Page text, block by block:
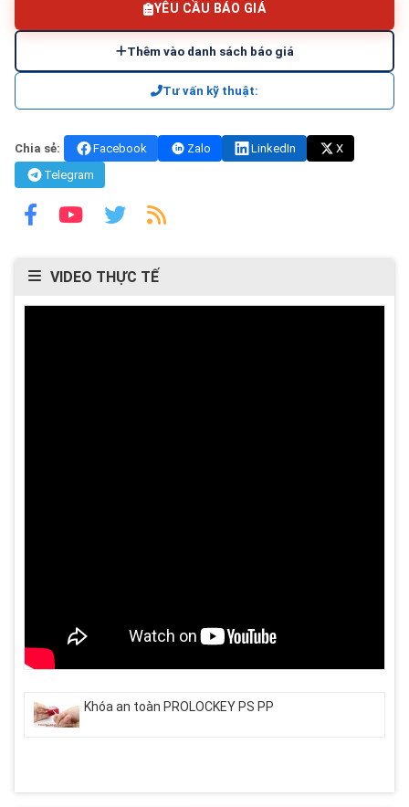
YÊU CẦU BÁO GIÁ
Thêm vào danh sách báo giá
Tư vấn kỹ thuật:
Chia sẻ: Facebook Zalo LinkedIn
X
Telegram
VIDEO THỰC TẾ
Khóa an toàn PROLOCKEY PS PP